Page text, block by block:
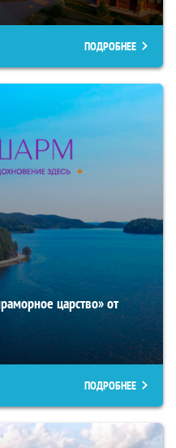
ПОДРОБНЕЕ
царство» от
ПОДРОБНЕЕ